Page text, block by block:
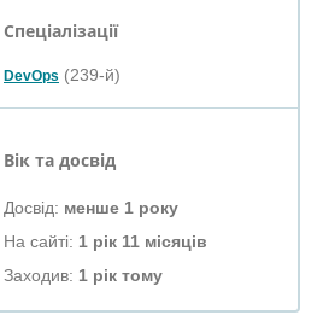
Спеціалізації
DevOps (239-й)
Вік та досвід
Досвід: менше 1 року
На сайті: 1 рік 11 місяців
Заходив: 1 рік тому